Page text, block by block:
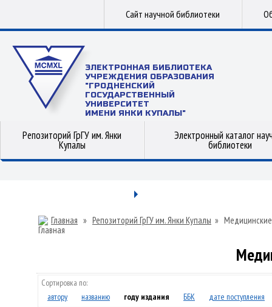
Сайт научной библиотеки
ЭЛЕКТРОННАЯ БИБЛИОТЕКА
УЧРЕЖДЕНИЯ ОБРАЗОВАНИЯ
"ГРОДНЕНСКИЙ
ГОСУДАРСТВЕННЫЙ
УНИВЕРСИТЕТ
ИМЕНИ ЯНКИ КУПАЛЫ"
Репозиторий ГрГУ им. Янки
Купалы
Электронный каталог
библиотеки
Главная » Репозиторий ГрГУ им. Янки Купалы »
Сортировка по:
автору
названию году издания ББК дате поступления